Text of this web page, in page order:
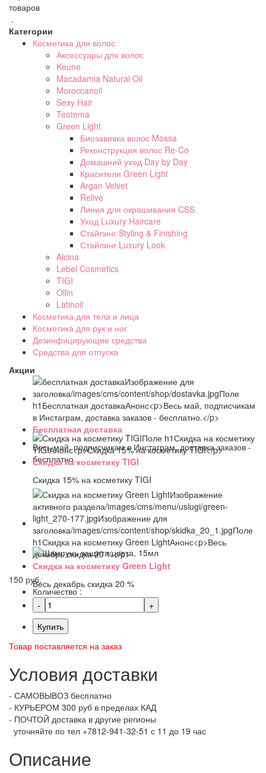
товаров
.
Категории
Косметика для волос
Аксессуары для волос
Keune
Macadamia Natural Oil
Moroccanoil
Sexy Hair
Teotema
Green Light
Биозавивка волос Mossa
Реконструкция волос Re-Co
Домашний уход Day by Day
Красители Green Light
Argan Velvet
Relive
Линия для окрашивания CSS
Уход Luxury Haircare
Стайлинг Styling & Finishing
Стайлинг Luxury Look
Alcina
Lebel Cosmetics
TIGI
Ollin
Latinoil
Косметика для тела и лица
Косметика для рук и ног
Дезинфицирующие средства
Средства для отпуска
Акции
Бесплатная доставка
Весь май, подписчикам в Инстаграм, доставка заказов -
бесплатно.
Скидка на косметику TIGI
Скидка 15% на косметику TIGI
Скидка на косметику Green Light
Весь декабрь скидка 20 %
150 руб.
Количество :
Купить
Товар поставляется на заказ
Условия доставки
- САМОВЫВОЗ бесплатно
- КУРЬЕРОМ 300 руб в пределах КАД
- ПОЧТОЙ доставка в другие регионы
уточняйте по тел +7812-941-32-51 с 11 до 19 час
Описание